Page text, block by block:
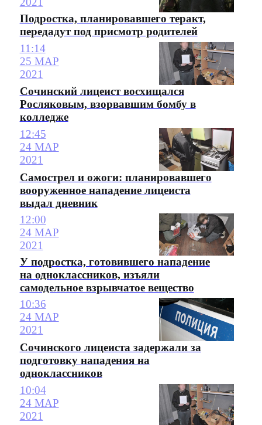
Подростка, планировавшего теракт,
передадут под присмотр родителей
11:14
25 МАР
2021
Сочинский лицеист восхищался
Росляковым, взорвавшим бомбу в
колледже
12:45
24 МАР
2021
Самострел и ожоги: планировавшего
вооруженное нападение лицеиста
выдал дневник
12:00
24 МАР
2021
У подростка, готовившего нападение
на одноклассников, изъяли
самодельное взрывчатое вещество
10:36
24 МАР
2021
Сочинского лицеиста задержали за
подготовку нападения на
одноклассников
10:04
24 МАР
2021